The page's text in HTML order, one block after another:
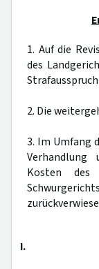
1. Auf die
des
2. Die
3. Im Umfang
Kosten des
I.